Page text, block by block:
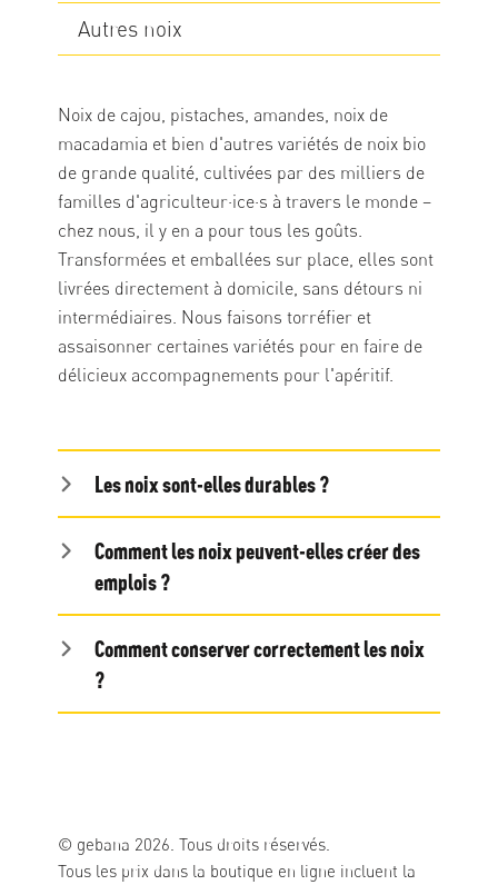
Autres noix
Noix de cajou, pistaches, amandes, noix de
macadamia et bien d'autres variétés de noix bio
de grande qualité, cultivées par des milliers de
familles d'agriculteur·ice·s à travers le monde –
chez nous, il y en a pour tous les goûts.
Transformées et emballées sur place, elles sont
livrées directement à domicile, sans détours ni
intermédiaires. Nous faisons torréfier et
assaisonner certaines variétés pour en faire de
délicieux accompagnements pour l'apéritif.
Les noix sont-elles durables ?
Comment les noix peuvent-elles créer des
emplois ?
Comment conserver correctement les noix
?
© gebana 2026. Tous droits réservés.
Tous les prix dans la boutique en ligne incluent la